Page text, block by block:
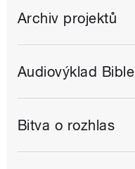
Archiv projektů
Audiovýklad Bible
Bitva o rozhlas